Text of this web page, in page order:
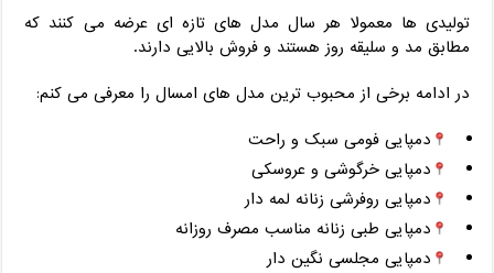
تولیدی ‌ها معمولا هر سال مدل ‌های تازه ‌ای عرضه می ‌کنند که
مطابق مد و سلیقه روز هستند و فروش بالایی دارند.
در ادامه برخی از محبوب ‌ترین مدل ‌های امسال را معرفی می‌ کنم:
دمپایی فومی سبک و راحت
دمپایی خرگوشی و عروسکی
دمپایی روفرشی زنانه لمه ‌دار
دمپایی طبی زنانه مناسب مصرف روزانه
دمپایی مجلسی نگین ‌دار